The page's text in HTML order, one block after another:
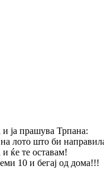
ја прашува Трпана:
лото што би
ќе те оставам!
10 и бегај од дома!!!